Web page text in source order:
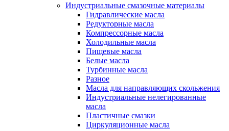
Индустриальные смазочные материалы
Гидравлические масла
Редукторные масла
Компрессорные масла
Холодильные масла
Пищевые масла
Белые масла
Турбинные масла
Разное
Масла для направляющих скольжения
Индустриальные нелегированные
масла
Пластичные смазки
Циркуляционные масла